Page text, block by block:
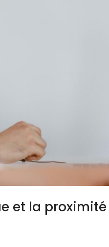
et la proximité